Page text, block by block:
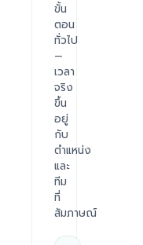
ขั้น
ตอน
ทั่วไป
—
เวลา
จริง
ขึ้น
อยู่
กับ
ตำแหน่ง
และ
ทีม
ที่
สัมภาษณ์